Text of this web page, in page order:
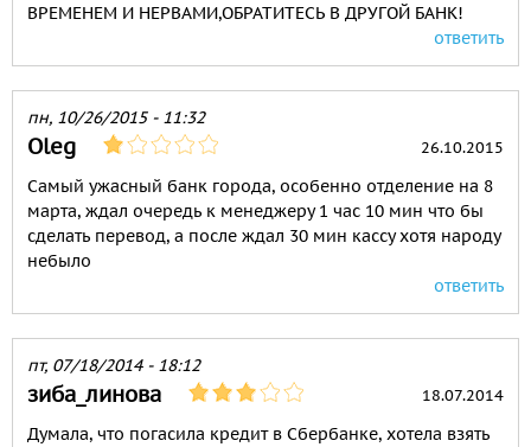
ВРЕМЕНЕМ И НЕРВАМИ,ОБРАТИТЕСЬ В ДРУГОЙ БАНК!
ответить
пн, 10/26/2015 - 11:32
Oleg 26.10.2015
Самый ужасный банк города, особенно отделение на 8
марта, ждал очередь к менеджеру 1 час 10 мин что бы
сделать перевод, а после ждал 30 мин кассу хотя народу
небыло
ответить
пт, 07/18/2014 - 18:12
зиба_линова 18.07.2014
Думала, что погасила кредит в Сбербанке, хотела взять